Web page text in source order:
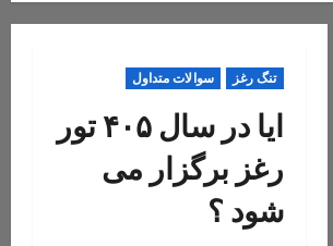
تنگ رغز سوالات متداول
ایا در سال ۴۰۵ تور
رغز برگزار می
شود ؟